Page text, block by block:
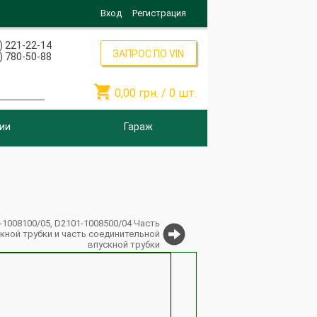
Вход Регистрация
221-22-14
780-50-88
ЗАПРОС ПО VIN
 0,00 грн. / 0 шт.
Гараж
1008100/05, D2101-1008500/04 Часть
трубки и часть соединительной
впускной трубки